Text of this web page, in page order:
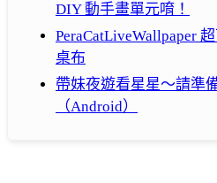
DIY 動手畫單元唷！
PeraCatLiveWallpaper
桌布
帶妹夜遊看星星～請準
（Android）